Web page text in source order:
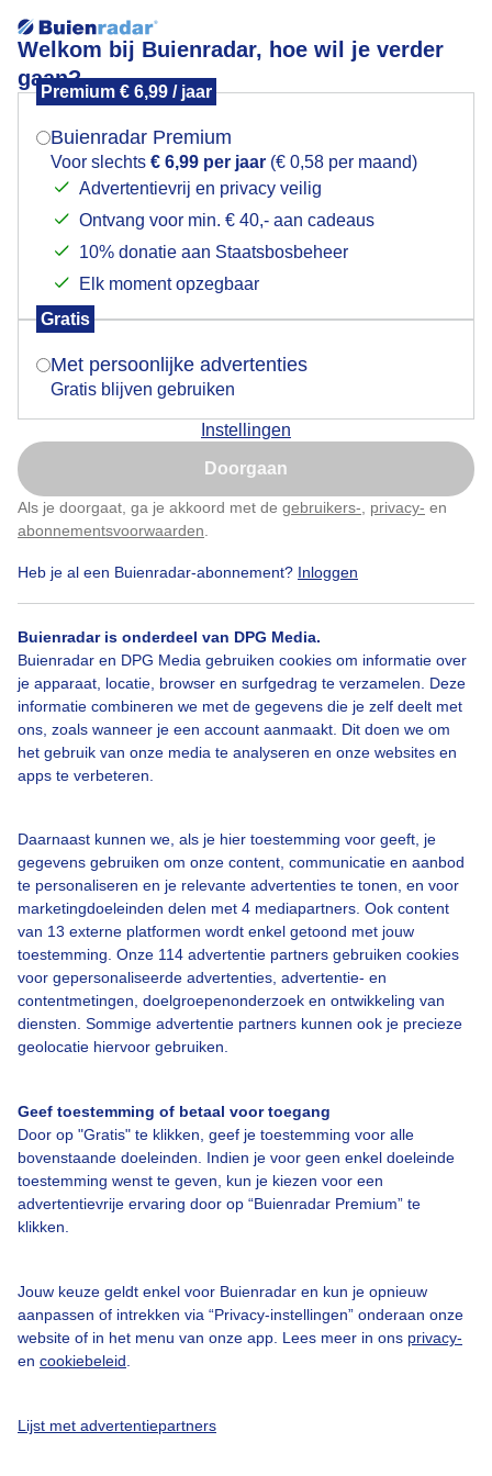
Welkom bij Buienradar, hoe wil je verder
gaan?
Premium € 6,99 / jaar
Buienradar Premium
Voor slechts € 6,99 per jaar (€ 0,58 per maand)
Advertentievrij en privacy veilig
Ontvang voor min. € 40,- aan cadeaus
10% donatie aan Staatsbosbeheer
Elk moment opzegbaar
Gratis
Met persoonlijke advertenties
Gratis blijven gebruiken
Instellingen
Doorgaan
Als je doorgaat, ga je akkoord met de gebruikers- privacy- en
abonnementsvoorwaarden
Heb je al een Buienradar-abonnement? Inloggen
Buienradar is onderdeel van DPG Media.
Buienradar en DPG Media gebruiken cookies om informatie over
je apparaat, locatie, browser en surfgedrag te verzamelen. Deze
informatie combineren we met de gegevens die je zelf deelt met
ons, zoals wanneer je een account aanmaakt. Dit doen we om
het gebruik van onze media te analyseren en onze websites en
apps te verbeteren.
Daarnaast kunnen we, als je hier toestemming voor geeft, je
gegevens gebruiken om onze content, communicatie en aanbod
te personaliseren en je relevante advertenties te tonen, en voor
marketingdoeleinden delen met 4 mediapartners. Ook content
van 13 externe platformen wordt enkel getoond met jouw
toestemming. Onze 114 advertentie partners gebruiken cookies
voor gepersonaliseerde advertenties, advertentie- en
contentmetingen, doelgroepenonderzoek en ontwikkeling van
diensten. Sommige advertentie partners kunnen ook je precieze
geolocatie hiervoor gebruiken.
Geef toestemming of betaal voor toegang
Door op "Gratis" te klikken, geef je toestemming voor alle
bovenstaande doeleinden. Indien je voor geen enkel doeleinde
toestemming wenst te geven, kun je kiezen voor een
advertentievrije ervaring door op “Buienradar Premium” te
klikken.
Jouw keuze geldt enkel voor Buienradar en kun je opnieuw
aanpassen of intrekken via “Privacy-instellingen” onderaan onze
website of in het menu van onze app. Lees meer in ons privacy-
en cookiebeleid
Lijst met advertentiepartners
Oranje Vuurbol uit Oosten komt op
Door: John Dalhuijsen Gemaakt: 10-05-2026, 25x bekeken
Een moment geduld aub...
Over Buienradar
Bedrijfsgegevens
Veelgestelde vragen
Contact
Gebruikersvoorwaarden
Adverteren
Buienradar Team
Privacy beleid
Privacy instellingen
Gratis weerdata
Buienradar
Mogen we je locatie gebruiken voor het
Indien je hier nog geen akkoord op hebt gegeven,
verschijnt er zo een pop-up uit je browser waarin
Is goed, toon de popup
Nu niet, misschien later
Klik hierom dit aan te passen